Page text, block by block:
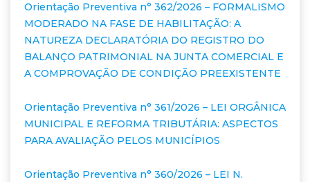
Orientação Preventiva n° 362/2026 – FORMALISMO
MODERADO NA FASE DE HABILITAÇÃO: A
NATUREZA DECLARATÓRIA DO REGISTRO DO
BALANÇO PATRIMONIAL NA JUNTA COMERCIAL E
A COMPROVAÇÃO DE CONDIÇÃO PREEXISTENTE
Orientação Preventiva n° 361/2026 – LEI ORGÂNICA
MUNICIPAL E REFORMA TRIBUTÁRIA: ASPECTOS
PARA AVALIAÇÃO PELOS MUNICÍPIOS
Orientação Preventiva n° 360/2026 – LEI N.